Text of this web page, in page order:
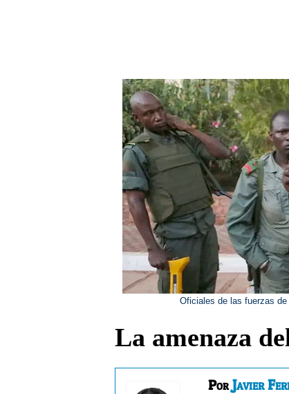
Oficiales de las fuerzas
La amenaza
PorJavier